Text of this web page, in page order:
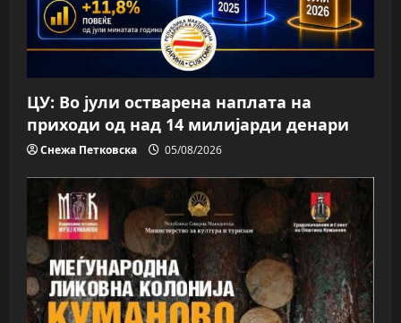
ЦУ: Во јули остварена наплата на
приходи од над 14 милијарди денари
Снежа Петковска 05/08/2026